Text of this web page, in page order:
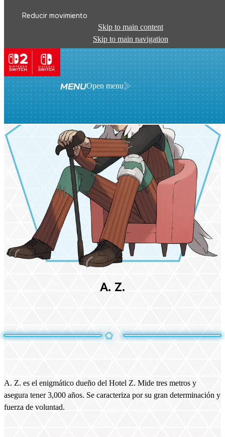
Reducir movimiento
Skip to main content
Skip to main navigation
MENUOpen menu
A. Z.
A. Z. es el enigmático dueño del Hotel Z. Mide tres metros y
asegura tener 3,000 años. Se caracteriza por su gran determinación y
fuerza de voluntad.